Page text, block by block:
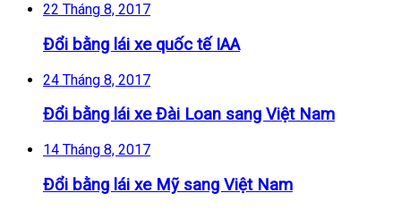
22 Tháng 8, 2017
Đổi bằng lái xe quốc tế IAA
24 Tháng 8, 2017
Đổi bằng lái xe Đài Loan sang Việt Nam
14 Tháng 8, 2017
Đổi bằng lái xe Mỹ sang Việt Nam